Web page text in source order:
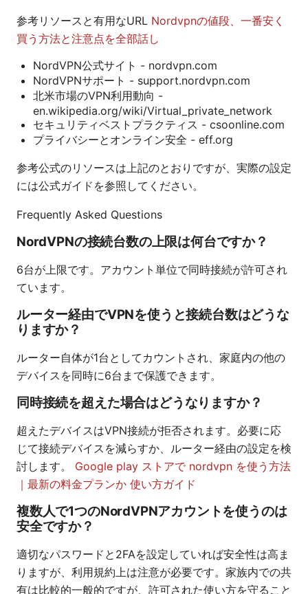
参考リソースと有用なURL Nordvpnの値段、一番安く
買う方法と注意点を全部話し
NordVPN公式サイト - nordvpn.com
NordVPNサポート - support.nordvpn.com
北米市場のVPN利用動向 -
en.wikipedia.org/wiki/Virtual_private_network
セキュリティベストプラクティス - csoonline.com
プライバシーとオンライン安全 - eff.org
参考公式のリソースは上記のとおりですが、実際の設定
には公式ガイドを参照してください。
Frequently Asked Questions
NordVPNの接続台数の上限は何台ですか？
6台が上限です。アカウント単位で同時接続が許可され
ています。
ルーター経由でVPNを使うと接続台数はどうな
りますか？
ルーター自体が1台としてカウントされ、家庭内の他の
デバイスを同時に6台まで保護できます。
同時接続を超えた場合はどうなりますか？
超えたデバイスはVPN接続が拒否されます。必要に応
じて接続デバイスを減らすか、ルーター経由の設定を検
討します。 Google play ストアで nordvpn を使う方法
｜最新の料金プランか 使い方ガイド
複数人で1つのNordVPNアカウントを使うのは
安全ですか？
適切なパスワードと2FAを設定していれば安全性は高ま
りますが、利用規約上は注意が必要です。家族内での共
有は比較的一般的ですが、許可された使い方を守ること